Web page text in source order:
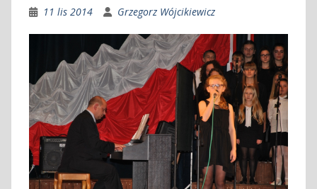
11 lis 2014 Grzegorz Wójcikiewicz